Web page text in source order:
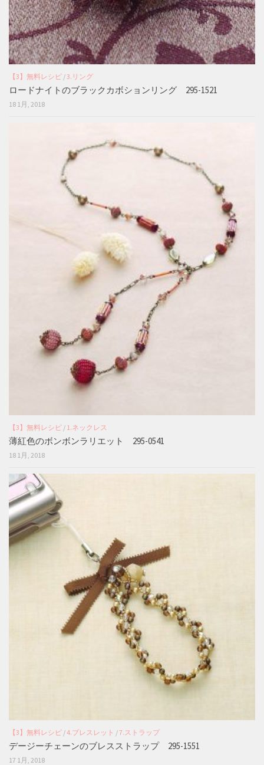
【3】無料レシピ /3.リング
ロードナイトのブラックカボションリング 295-1521
18 1月, 2018
【3】無料レシピ / 1.ネックレス
薄紅色のボンボンラリエット 295-0541
18 1月, 2018
【3】無料レシピ /4.ブレスレット /7.ストラップ
デージーチェーンのブレスストラップ 295-1551
17 1月, 2018